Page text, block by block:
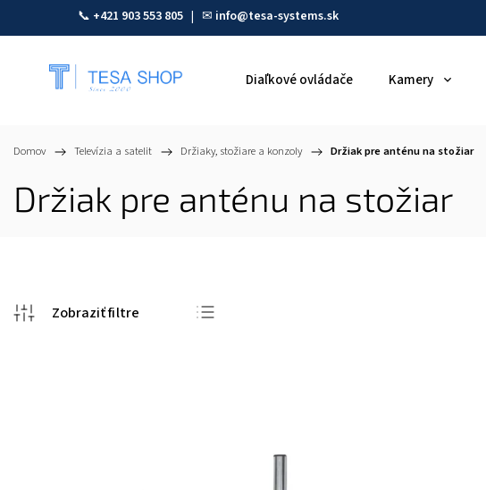
📞 +421 903 553 805 | ✉ info@tesa-systems.sk
Diaľkové ovládače Kamery
Domov / Televízia a satelit / Držiaky, stožiare a konzoly / Držiak pre anténu na stožiar
Držiak pre anténu na stožiar
Abecedne